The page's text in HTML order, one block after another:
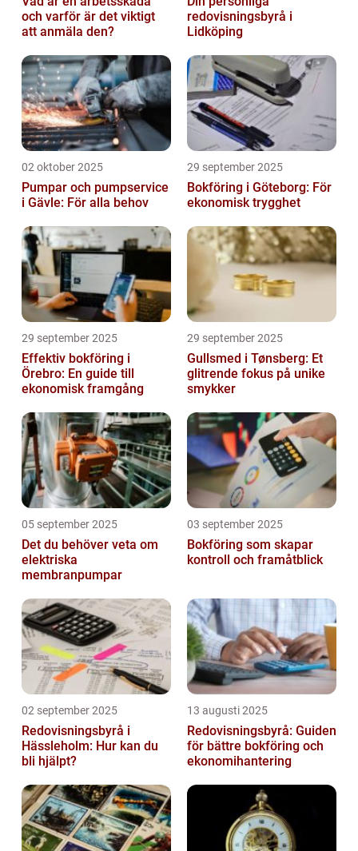
och varför är det viktigt
att anmäla den?
redovisningsbyrå i
Lidköping
02 oktober 2025
Pumpar och pumpservice
i Gävle: För alla behov
29 september 2025
Bokföring i Göteborg: För
ekonomisk trygghet
29 september 2025
Effektiv bokföring i
Örebro: En guide till
ekonomisk framgång
29 september 2025
Gullsmed i Tønsberg: Et
glitrende fokus på unike
smykker
05 september 2025
Det du behöver veta om
elektriska
membranpumpar
03 september 2025
Bokföring som skapar
kontroll och framåtblick
02 september 2025
Redovisningsbyrå i
Hässleholm: Hur kan du
bli hjälpt?
13 augusti 2025
Redovisningsbyrå: Guiden
för bättre bokföring och
ekonomihantering